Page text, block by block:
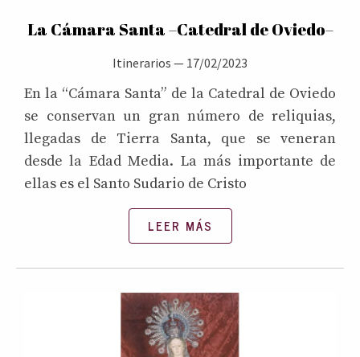
La Cámara Santa –Catedral de Oviedo–
Itinerarios — 17/02/2023
En la “Cámara Santa” de la Catedral de Oviedo
se conservan un gran número de reliquias,
llegadas de Tierra Santa, que se veneran
desde la Edad Media. La más importante de
ellas es el Santo Sudario de Cristo
LEER MÁS